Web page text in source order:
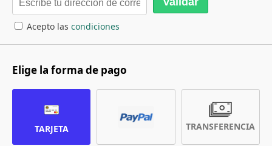
Acepto las condiciones
Elige la forma de pago
TARJETA TRANSFERENCIA